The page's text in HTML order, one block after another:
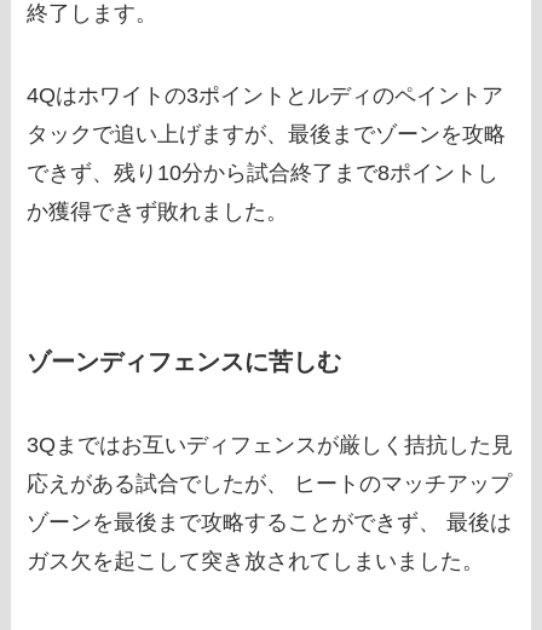
終了します。
4Qはホワイトの3ポイントとルディのペイントア
タックで追い上げますが、最後までゾーンを攻略
できず、残り10分から試合終了まで8ポイントし
か獲得できず敗れました。
ゾーンディフェンスに苦しむ
3Qまではお互いディフェンスが厳しく拮抗した見
応えがある試合でしたが、 ヒートのマッチアップ
ゾーンを最後まで攻略することができず、 最後は
ガス欠を起こして突き放されてしまいました。